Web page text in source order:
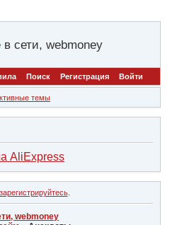
сети, webmoney
Поиск Регистрация Войти
темы
AliExpress
зарегистрируйтесь.
webmoney